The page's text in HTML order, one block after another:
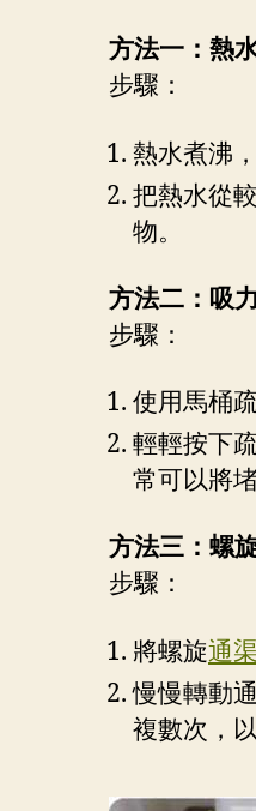
方法一：熱
步驟：
熱水煮沸
把熱水從
物。
方法二：吸
步驟：
使用馬桶
輕輕按下
常可以將
方法三：螺
步驟：
將螺旋通
慢慢轉動
複數次，